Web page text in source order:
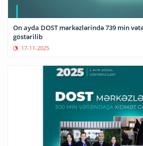
On ayda DOST mərkəzlərində 739 min
göstərilib
17-11-2025